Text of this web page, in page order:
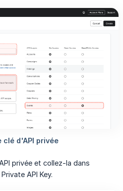
privée et collez-la dans
API Key.